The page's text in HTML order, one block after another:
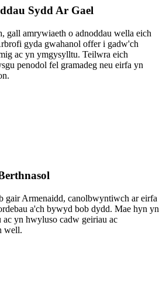
Sydd Ar Gael
gall amrywiaeth o adnoddau wella eich
gyda gwahanol offer i gadw'ch
ac yn ymgysylltu. Teilwra eich
penodol fel gramadeg neu eirfa yn
gair Armenaidd, canolbwyntiwch ar eirfa
a'ch bywyd bob dydd. Mae hyn yn
yn hwyluso cadw geiriau ac
well.